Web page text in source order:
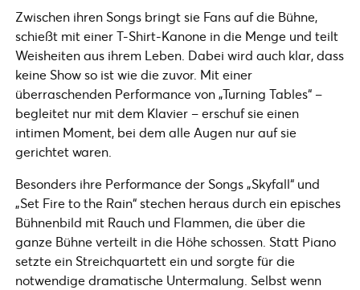
Zwischen ihren Songs bringt sie Fans auf die Bühne,
schießt mit einer T-Shirt-Kanone in die Menge und teilt
Weisheiten aus ihrem Leben. Dabei wird auch klar, dass
keine Show so ist wie die zuvor. Mit einer
überraschenden Performance von „Turning Tables“ –
begleitet nur mit dem Klavier – erschuf sie einen
intimen Moment, bei dem alle Augen nur auf sie
gerichtet waren.
Besonders ihre Performance der Songs „Skyfall“ und
„Set Fire to the Rain“ stechen heraus durch ein episches
Bühnenbild mit Rauch und Flammen, die über die
ganze Bühne verteilt in die Höhe schossen. Statt Piano
setzte ein Streichquartett ein und sorgte für die
notwendige dramatische Untermalung. Selbst wenn